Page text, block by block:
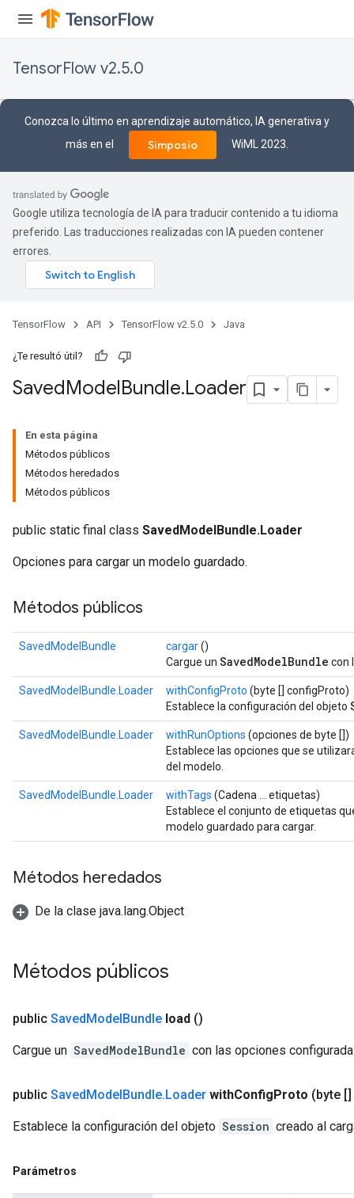
TensorFlow v2.5.0
Conozca lo último en aprendizaje automático, IA generativa y
más en el
Simposio WiML 2023.
Google utiliza tecnología de IA para traducir contenido a tu idioma
preferido. Las traducciones realizadas con IA pueden contener
errores.
TensorFlow API TensorFlow v2.5.0 Java
¿Te resultó útil?
SavedModelBundle.Loader
En esta página
Métodos públicos
Métodos heredados
Métodos públicos
public static final class SavedModelBundle.Loader
Opciones para cargar un modelo guardado.
Métodos públicos
SavedModelBundle cargar()
Cargue un SavedModelBundle con
SavedModelBundle.Loader withConfigProto (byte [] configProto)
Establece la configuración del objeto
SavedModelBundle.Loader withRunOptions (opciones de byte [])
Establece las opciones que se
del modelo.
SavedModelBundle.Loader withTags (Cadena ... etiquetas)
Establece el conjunto de etiquetas
modelo guardado para cargar.
Métodos heredados
De la clase java.lang.Object
Métodos públicos
public SavedModelBundle load ()
Cargue un SavedModelBundle con las opciones
public SavedModelBundle.Loader withConfigProto (byte
Establece la configuración del objeto Session creado al
Parámetros